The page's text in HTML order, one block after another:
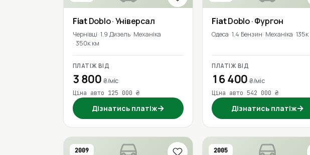
FiatDoblo· Універсал
Чернівці 1.9 Дизель Механіка
350к км
ПЛАТІЖ ВІД
3 800₴/міс
Ціна авто 125 000 ₴
Дізнатись платіж→
FiatDoblo· Фургон
Одеса 1.4 Бензин Механіка
ПЛАТІЖ ВІД
16 400₴/міс
Ціна авто 542 000 ₴
Дізнатись платіж→
2009 2005